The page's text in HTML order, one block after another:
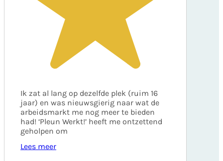
Ik zat al lang op dezelfde plek (ruim 16
jaar) en was nieuwsgierig naar wat de
arbeidsmarkt me nog meer te bieden
had! ‘Pleun Werkt!’ heeft me ontzettend
geholpen om
Lees meer